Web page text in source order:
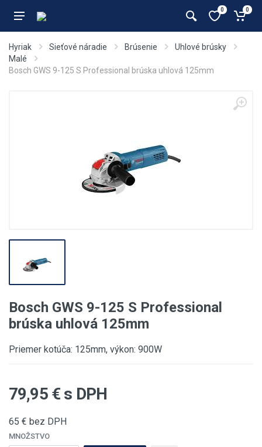
0 0
Hyriak Sieťové náradie Brúsenie
Uhlové brúsky
Malé
Bosch GWS 9-125 S Professional brúska uhlová 125mm
Bosch GWS 9-125 S Professional
brúska uhlová 125mm
Priemer kotúča: 125mm, výkon: 900W
79,95€ s DPH
65 € bez DPH
MNOŽSTVO